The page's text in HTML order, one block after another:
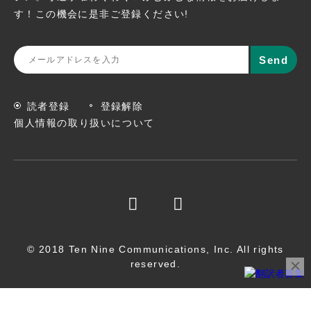
す！この機会に 是非ご登録ください!
読者登録
登録解除
個人情報の取り扱いについて
© 2018 Ten Nine Communications, Inc. All rights
reserved.